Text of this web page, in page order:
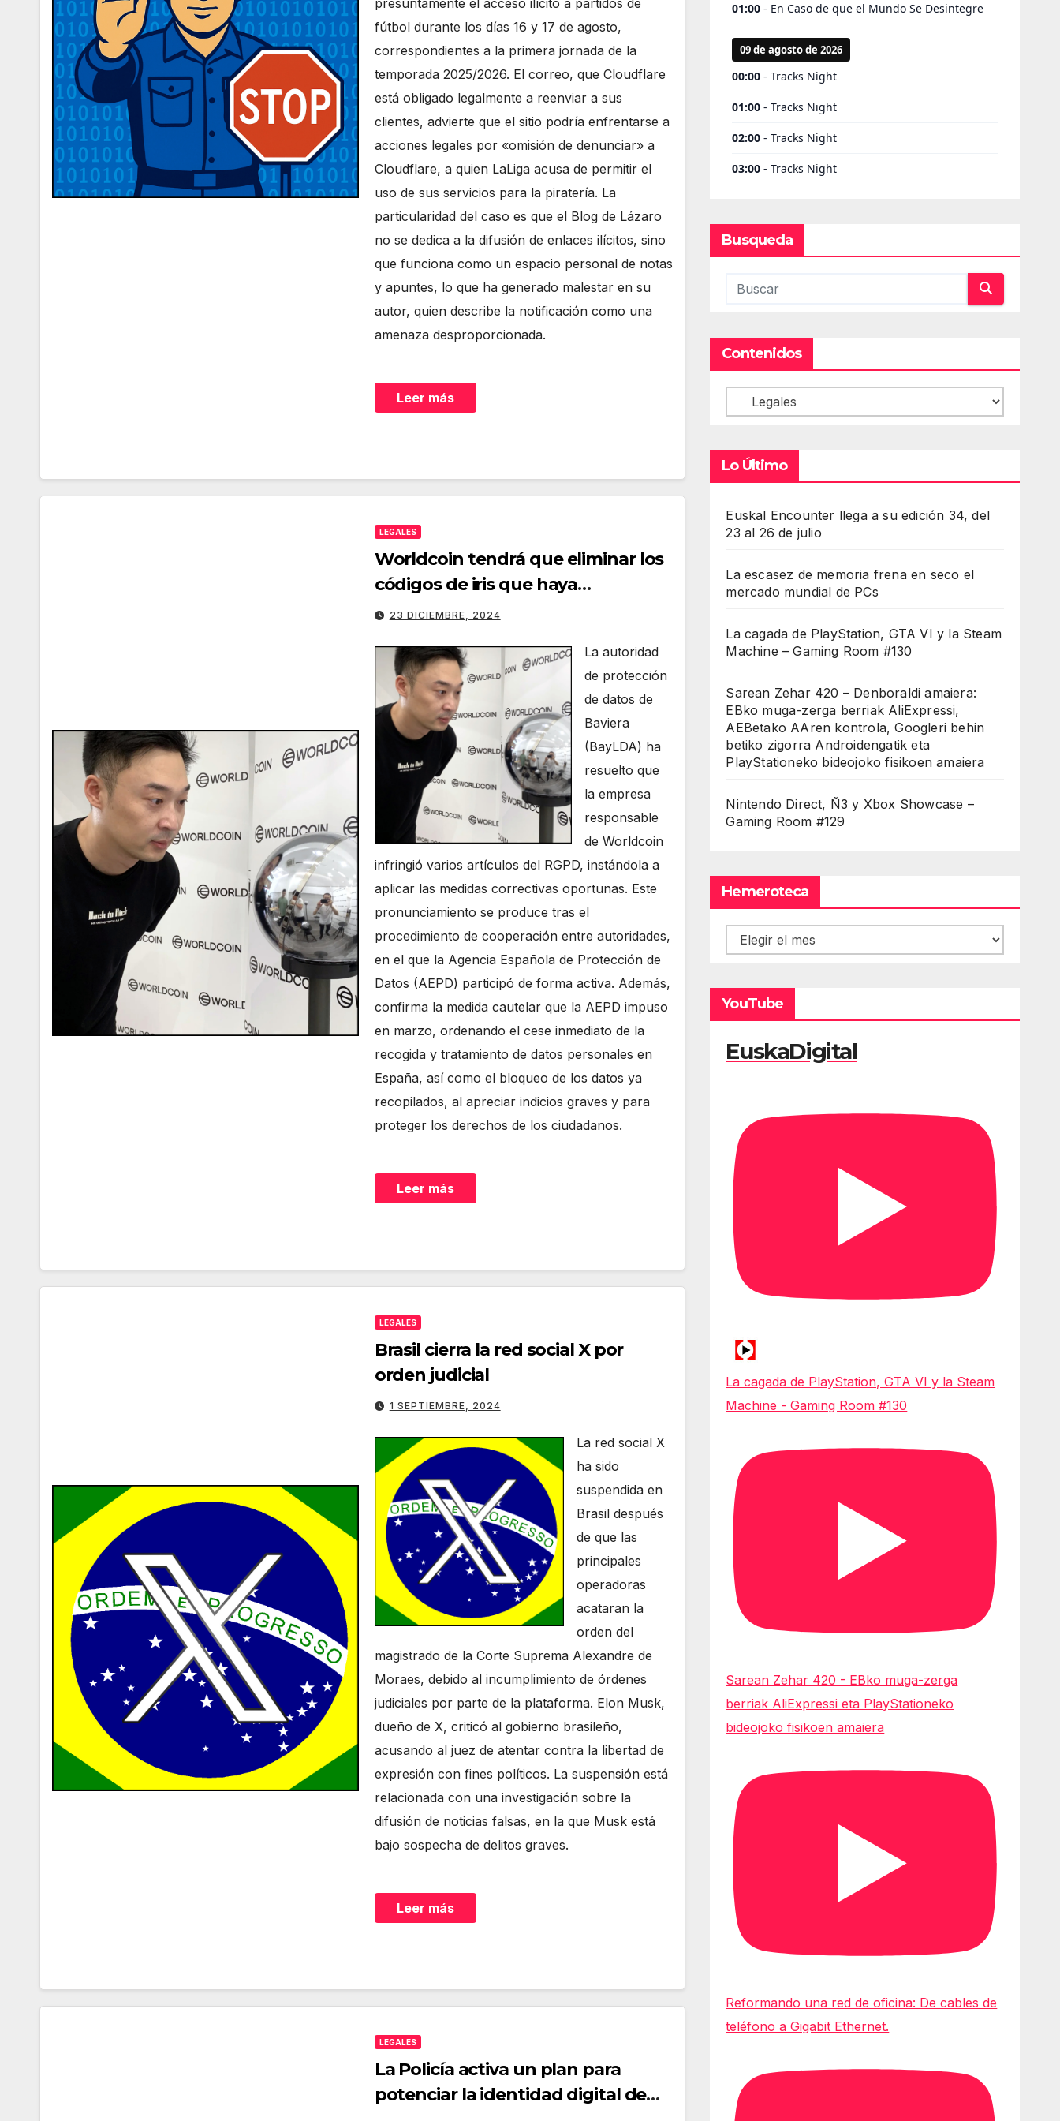
fútbol durante los días 16 y 17 de agosto,
correspondientes a la primera jornada de la
temporada 2025/2026. El correo, que Cloudflare
está obligado legalmente a reenviar a sus
clientes, advierte que el sitio podría enfrentarse a
acciones legales por «omisión de denunciar» a
Cloudflare, a quien LaLiga acusa de permitir el
uso de sus servicios para la piratería. La
particularidad del caso es que el Blog de Lázaro
no se dedica a la difusión de enlaces ilícitos, sino
que funciona como un espacio personal de notas
y apuntes, lo que ha generado malestar en su
autor, quien describe la notificación como una
amenaza desproporcionada.
Leer más
LEGALES
Worldcoin tendrá que eliminar los
códigos de iris que haya
almacenado
23 DICIEMBRE, 2024
La autoridad
de protección
de datos de
Baviera
(BayLDA) ha
resuelto que
la empresa
responsable
de Worldcoin
infringió varios artículos del RGPD, instándola a
aplicar las medidas correctivas oportunas. Este
pronunciamiento se produce tras el
procedimiento de cooperación entre autoridades,
en el que la Agencia Española de Protección de
Datos (AEPD) participó de forma activa. Además,
confirma la medida cautelar que la AEPD impuso
en marzo, ordenando el cese inmediato de la
recogida y tratamiento de datos personales en
España, así como el bloqueo de los datos ya
recopilados, al apreciar indicios graves y para
proteger los derechos de los ciudadanos.
Leer más
LEGALES
Brasil cierra la red social X por
orden judicial
1 SEPTIEMBRE, 2024
La red social X
ha sido
suspendida en
Brasil después
de que las
principales
operadoras
acataran la
orden del
magistrado de la Corte Suprema Alexandre de
Moraes, debido al incumplimiento de órdenes
judiciales por parte de la plataforma. Elon Musk,
dueño de X, criticó al gobierno brasileño,
acusando al juez de atentar contra la libertad de
expresión con fines políticos. La suspensión está
relacionada con una investigación sobre la
difusión de noticias falsas, en la que Musk está
bajo sospecha de delitos graves.
Leer más
LEGALES
La Policía activa un plan para
potenciar la identidad digital de
Busqueda
Contenidos
Contenidos
Lo Último
Euskal Encounter llega a su edición 34, del
23 al 26 de julio
La escasez de memoria frena en seco el
mercado mundial de PCs
La cagada de PlayStation, GTA VI y la Steam
Machine – Gaming Room #130
Sarean Zehar 420 – Denboraldi amaiera:
EBko muga-zerga berriak AliExpressi,
AEBetako AAren kontrola, Googleri behin
betiko zigorra Androidengatik eta
PlayStationeko bideojoko fisikoen amaiera
Nintendo Direct, Ñ3 y Xbox Showcase –
Gaming Room #129
Hemeroteca
Hemeroteca
YouTube
EuskaDigital
La cagada de PlayStation, GTA VI y la Steam
Machine - Gaming Room #130
Sarean Zehar 420 - EBko muga-zerga
berriak AliExpressi eta PlayStationeko
bideojoko fisikoen amaiera
Reformando una red de oficina: De cables de
teléfono a Gigabit Ethernet.